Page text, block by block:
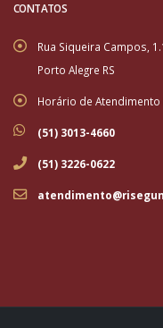
CONTATOS
Rua Siqueira Campos,
Porto Alegre RS
Horário de Atendimento
(51) 3013-4660
(51) 3226-0622